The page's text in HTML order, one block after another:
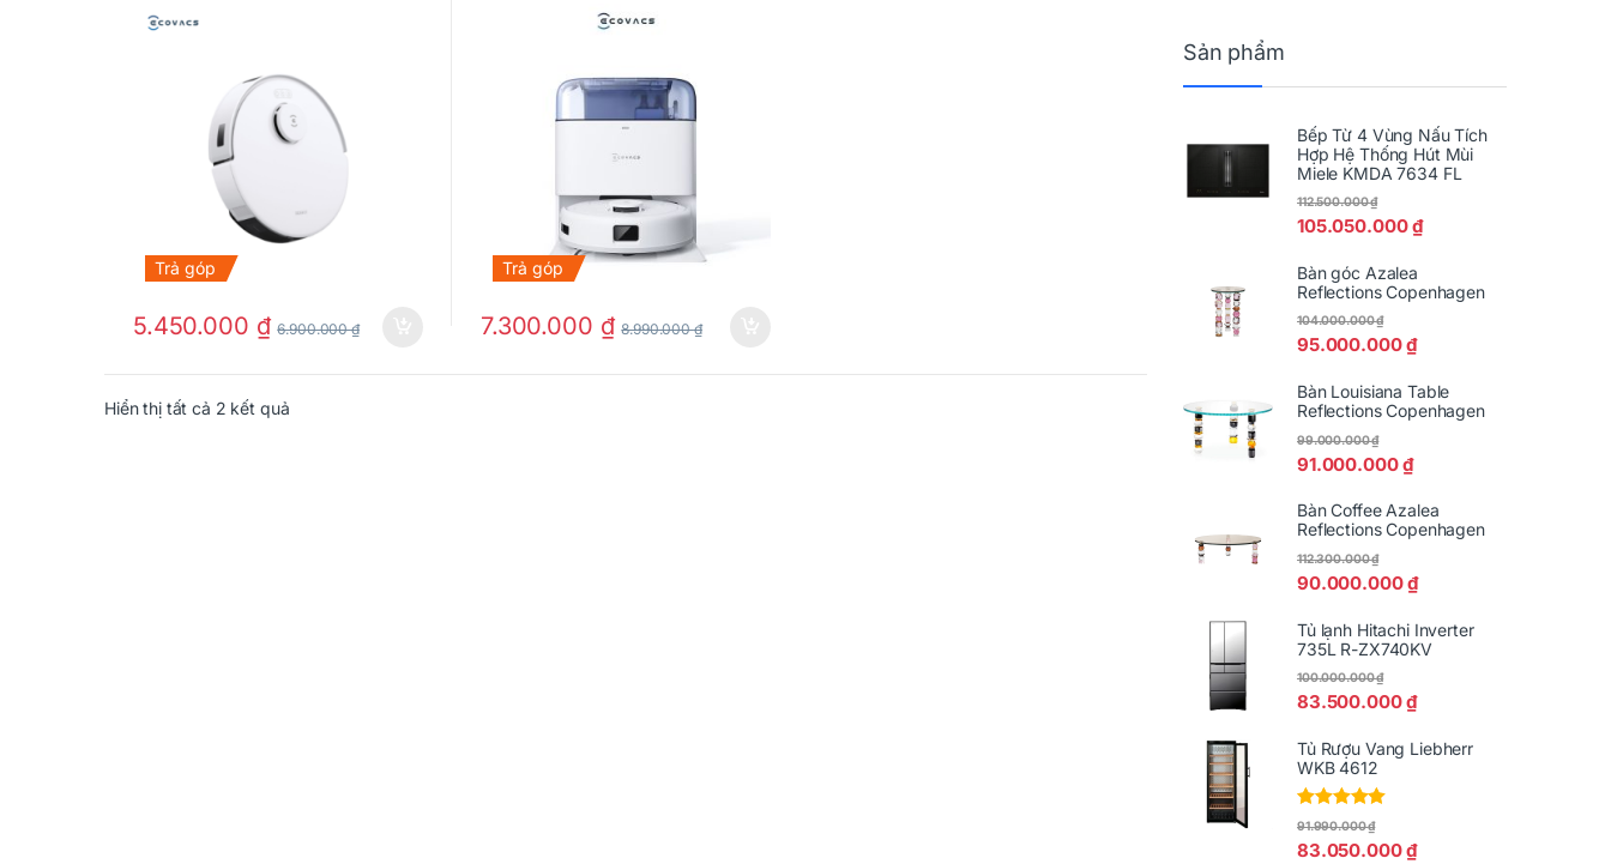
Trả góp
5.450.000 ₫ 6.900.000₫
Trả góp
7.300.000 ₫ 8.990.000₫
Hiển thị tất cả 2 kết quả
Sản phẩm
Bếp Từ 4 Vùng Nấu Tích
Hợp Hệ Thống Hút Mùi
Miele KMDA 7634 FL
105.050.000₫
112.500.000₫
Bàn góc Azalea
Reflections Copenhagen
95.000.000₫
104.000.000₫
Bàn Louisiana Table
Reflections Copenhagen
91.000.000₫
99.000.000₫
Bàn Coffee Azalea
Reflections Copenhagen
90.000.000₫
112.300.000₫
Tủ lạnh Hitachi Inverter
735L R-ZX740KV
83.500.000₫
100.000.000₫
Tủ Rượu Vang Liebherr
WKB 4612
Được xếp
5
sao
83.050.000₫
91.990.000₫